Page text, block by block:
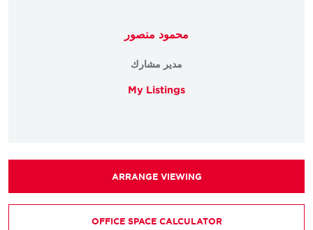
محمود منصور
مدير مشارك
My Listings
ARRANGE VIEWING
OFFICE SPACE CALCULATOR